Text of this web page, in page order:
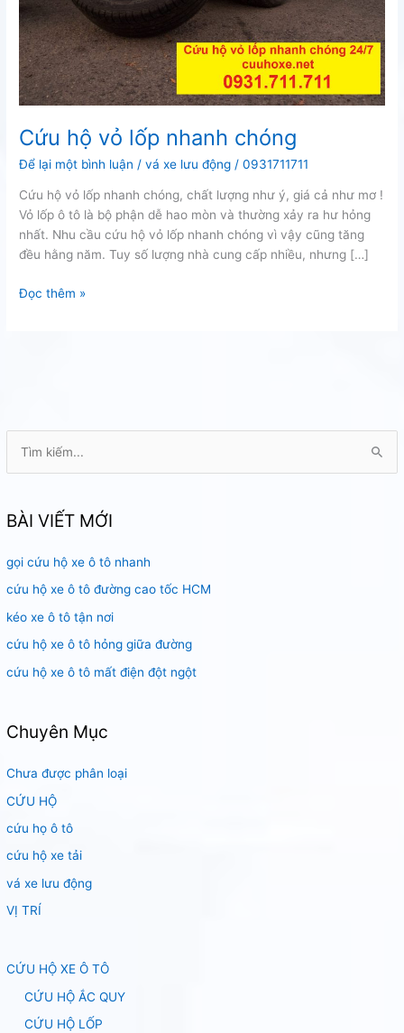
k
ế
m
:
BÀI VIẾT MỚI
gọi cứu hộ xe ô tô nhanh
cứu hộ xe ô tô đường cao tốc HCM
kéo xe ô tô tận nơi
cứu hộ xe ô tô hỏng giữa đường
cứu hộ xe ô tô mất điện đột ngột
Chuyên Mục
Chưa được phân loại
CỨU HỘ
cứu họ ô tô
cứu hộ xe tải
vá xe lưu động
VỊ TRÍ
CỨU HỘ XE Ô TÔ
CỨU HỘ ẮC QUY
CỨU HỘ LỐP
Cứu hộ vỏ lốp nhanh chóng
Để lại một bình luận /vá xe lưu động /0931711711
Cứu hộ vỏ lốp nhanh chóng, chất lượng như ý, giá cả như mơ !
Vỏ lốp ô tô là bộ phận dễ hao mòn và thường xảy ra hư hỏng
nhất. Nhu cầu cứu hộ vỏ lốp nhanh chóng vì vậy cũng tăng
đều hằng năm. Tuy số lượng nhà cung cấp nhiều, nhưng […]
Cứu
Đọc thêm »